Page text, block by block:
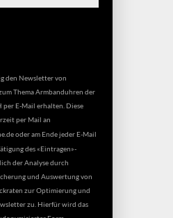
den Newsletter von
Thema Armbanduhren der
per E-Mail erhalten. Diese
per Mail an
oder am Ende jeder E-Mail
des «Eintragen»-
der Analyse durch
und Auswertung von
zur Optimierung und
zu. Hierfür wird das